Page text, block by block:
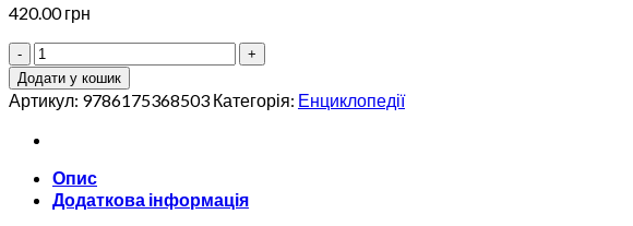
420.00грн
Велика
книга
динозаврів
казках
оповіданнях
кількість
Додати у кошик
Артикул: 9786175368503 Категорія: Енциклопедії
Опис
Додаткова інформація